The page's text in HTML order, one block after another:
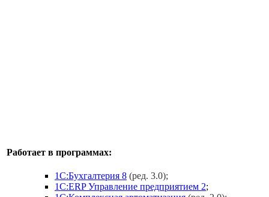
Работает в программах:
1С:Бухгалтерия 8 (ред. 3.0);
1С:ERP Управление предприятием 2;